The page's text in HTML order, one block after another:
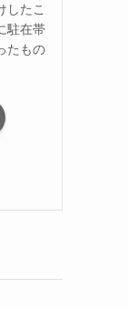
したこ
駐在帯
たもの